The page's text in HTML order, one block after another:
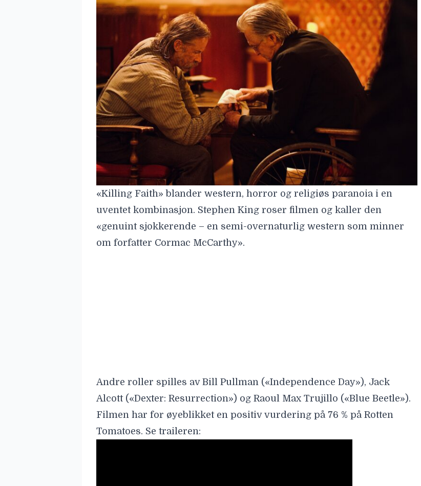
«Killing Faith» blander western, horror og religiøs paranoia i en
uventet kombinasjon. Stephen King roser filmen og kaller den
«genuint sjokkerende – en semi-overnaturlig western som minner
om forfatter Cormac McCarthy».